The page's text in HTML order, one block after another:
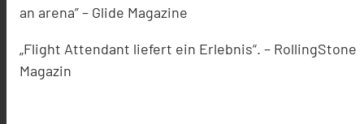
an arena” – Glide Magazine
„Flight Attendant liefert ein Erlebnis“. – RollingStone
Magazin